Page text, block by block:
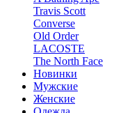
Travis Scott
Converse
Old Order
LACOSTE
The North Face
Новинки
Мужские
Женские